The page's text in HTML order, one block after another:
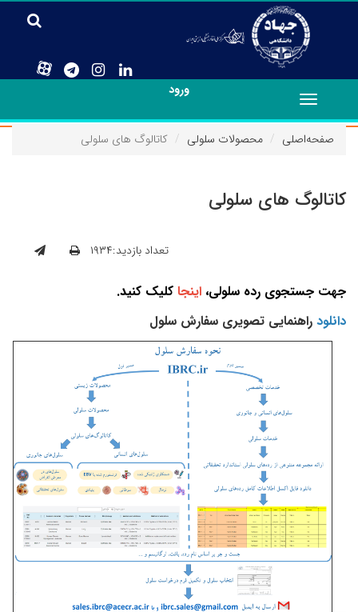
ورود
Toggle
navigation
صفحه‌اصلی
محصولات سلولی کاتالوگ های سلولی
کاتالوگ های سلولی
تعداد بازدید:۱۹۳۴
جهت جستجوی رده سلولی، اینجا کلیک کنید.
دانلود راهنمایی تصویری سفارش سلول